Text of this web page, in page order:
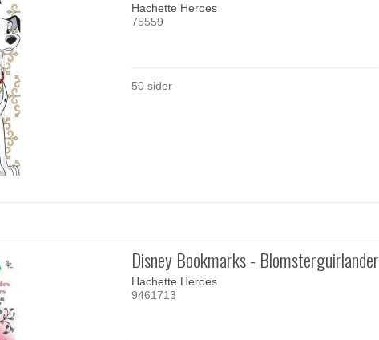
Hachette Heroes
75559
50 sider
Disney Bookmarks - Blomsterguirlander
Hachette Heroes
9461713